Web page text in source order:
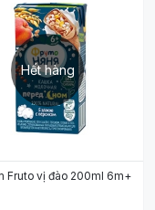
Hết hàng
Fruto vị đào 200ml 6m+